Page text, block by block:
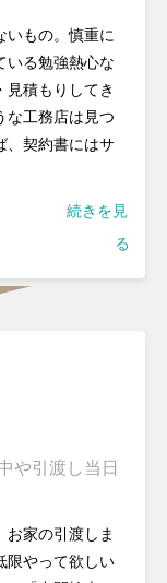
いもの。慎重に
いる勉強熱心な
見積もりしてき
な工務店は見つ
、契約書にはサ
続きを見
る
や引渡し当日
お家の引渡しま
限やって欲しい